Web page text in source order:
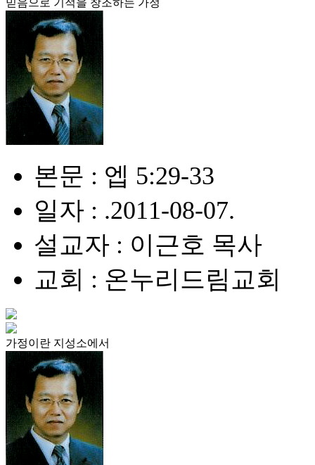
본문 : 엡 5:29-33
일자 : .2011-08-07.
설교자 : 이근호 목사
교회 : 온누리드림교회
가정이란 지성소에서